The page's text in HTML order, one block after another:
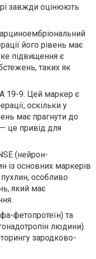
завжди оцінюють
його рівень має
підвищення є
таких як
19-9. Цей маркер є
оскільки у
має прагнути до
це привід для
(нейрон-
із основних маркерів
особливо
який має
фетопротеїн) та
людини).
зародково-